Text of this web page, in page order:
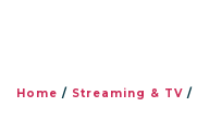
Home / Streaming & TV /